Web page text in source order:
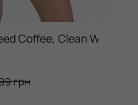
Coffee, Clean White
грн